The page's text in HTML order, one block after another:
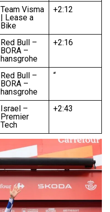
Team Visma
| Lease a
Bike
+2:12
Red Bull –
BORA –
hansgrohe
+2:16
Red Bull –
BORA –
hansgrohe
“
Israel –
Premier
Tech
+2:43